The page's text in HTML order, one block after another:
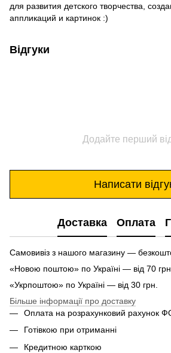
для развития детского творчества,
аппликаций и картинок :)
Відгуки
Додайте перший
Написати
Доставка Оплата
Самовивіз з нашого магазину —
«Новою поштою» по Україні — від 70 грн.
«Укрпоштою» по Україні — від 30 грн.
Більше інформації про доставку
Оплата на розрахунковий рахунок
Готівкою при отриманні
Кредитною карткою